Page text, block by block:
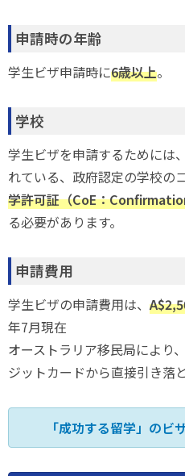
申請時の年齢
学生ビザ申請時に6歳以上。
学校
学生ビザを申請するためには
れている、政府認定の学校の
学許可証（CoE：
る必要があります。
申請費用
学生ビザの申請費用は、
年7月現在
オーストラリア移民局により
ジットカードから直接引き落
「成功する留学」のビ